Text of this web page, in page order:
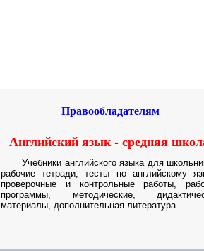
Правообладателям
Английский язык - средняя
Учебники английского языка для
рабочие тетради, тесты по английскому
проверочные и контрольные работы,
программы, методические,
материалы, дополнительная литература.